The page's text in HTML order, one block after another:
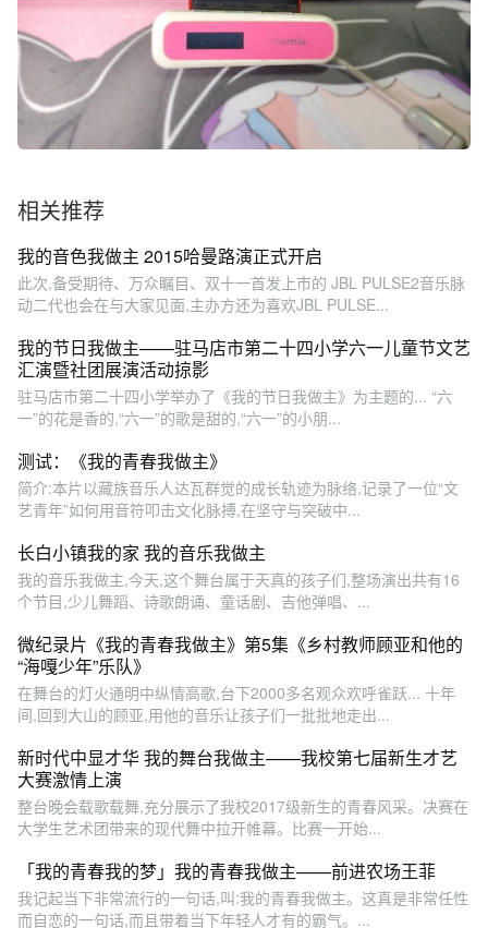
相关推荐
我的音色我做主 2015哈曼路演正式开启
此次,备受期待、万众瞩目、双十一首发上市的 JBL PULSE2音乐脉
动二代也会在与大家见面,主办方还为喜欢JBL PULSE...
我的节日我做主——驻马店市第二十四小学六一儿童节文艺
汇演暨社团展演活动掠影
驻马店市第二十四小学举办了《我的节日我做主》为主题的... “六
一”的花是香的,“六一”的歌是甜的,“六一”的小朋...
测试：《我的青春我做主》
简介:本片以藏族音乐人达瓦群觉的成长轨迹为脉络,记录了一位“文
艺青年”如何用音符叩击文化脉搏,在坚守与突破中...
长白小镇我的家 我的音乐我做主
我的音乐我做主,今天,这个舞台属于天真的孩子们,整场演出共有16
个节目,少儿舞蹈、诗歌朗诵、童话剧、吉他弹唱、...
微纪录片《我的青春我做主》第5集《乡村教师顾亚和他的
“海嘎少年”乐队》
在舞台的灯火通明中纵情高歌,台下2000多名观众欢呼雀跃... 十年
间,回到大山的顾亚,用他的音乐让孩子们一批批地走出...
新时代中显才华 我的舞台我做主——我校第七届新生才艺
大赛激情上演
整台晚会载歌载舞,充分展示了我校2017级新生的青春风采。决赛在
大学生艺术团带来的现代舞中拉开帷幕。比赛一开始...
「我的青春我的梦」我的青春我做主——前进农场王菲
我记起当下非常流行的一句话,叫:我的青春我做主。这真是非常任性
而自恋的一句话,而且带着当下年轻人才有的霸气。...